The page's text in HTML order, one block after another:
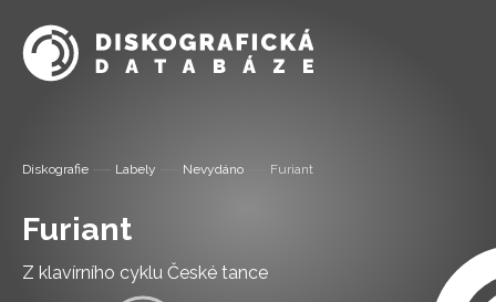
Diskografie Labely Nevydáno Furiant
Furiant
Z klavírního cyklu České tance